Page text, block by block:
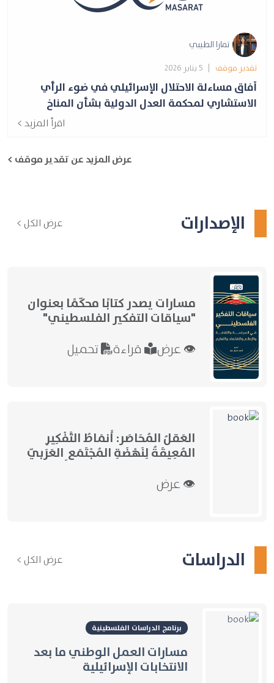
تمارا الطيبي
تقدير موقف
آفاق مساءلة الاحتلال الإسرائيلي في ضوء الرأي
الاستشاري لمحكمة العدل الدولية بشأن المناخ
اقرأ المزيد >
عرض المزيد عن تقدير موقف >
الإصدارات عرض الكل >
مسارات يصدر كتابًا محكّمًا بعنوان
"سياقات التفكير الفلسطيني"
👁 عرض
قراءة تحميل
العَقلُ المُحَاصَر: أَنمَاطُ التَّفْكِيرِ
المُعِيقَةُ لِنَهْضَةِ المُجْتَمَعِ العَرَبيّ
👁 عرض
الدراسات عرض الكل >
برنامج الدراسات الفلسطينية
مسارات العمل الوطني ما بعد
الانتخابات الإسرائيلية